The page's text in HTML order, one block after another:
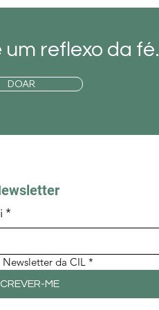
reflexo da fé.
DOAR
*
Newsletter da CIL *
ME